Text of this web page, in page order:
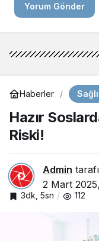
Yorum Gönder
Haberler
Hazır
Riski!
Admin
2 Mart
3dk, 5sn 112